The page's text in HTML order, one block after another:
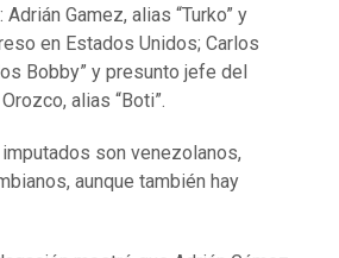
Gamez, alias “Turko” y
en Estados Unidos; Carlos
Bobby” y presunto jefe del
alias “Boti”.
son venezolanos,
aunque también hay